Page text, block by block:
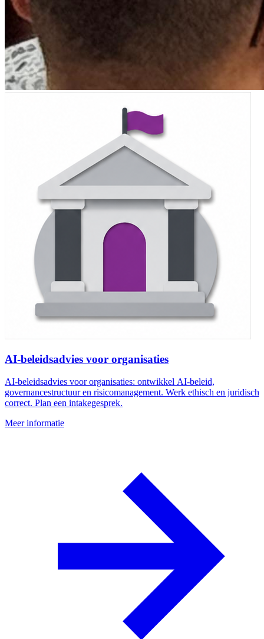
AI-beleidsadvies voor organisaties
AI-beleidsadvies voor organisaties: ontwikkel AI-beleid,
governancestructuur en risicomanagement. Werk ethisch en juridisch
correct. Plan een intakegesprek.
Meer informatie